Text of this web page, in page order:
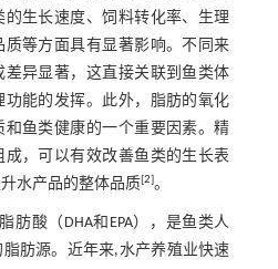
生长速度、饲料转化率、生理
等方面具有显著影响。不同来
异显著，这直接关联到鱼类体
功能的发挥。此外，脂肪的氧化
鱼类健康的一个重要因素。精
，可以有效改善鱼类的生长表
水产品的整体品质[2]。
肪酸（DHA和EPA），是鱼类人
肪源。近年来,水产养殖业快速